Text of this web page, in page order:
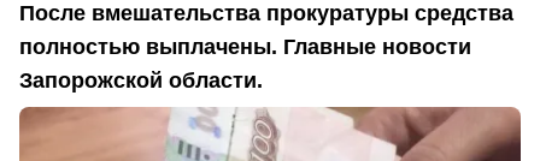
После вмешательства прокуратуры средства
полностью выплачены. Главные новости
Запорожской области.